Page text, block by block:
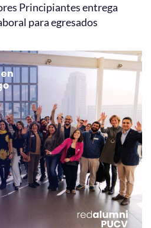
Principiantes entrega
para egresados